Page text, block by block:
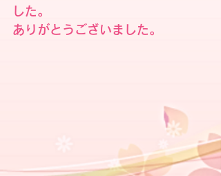
した。
ありがとうございました。